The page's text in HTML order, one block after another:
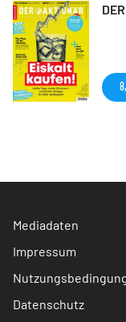
Mediadaten
Impressum
Datenschutz